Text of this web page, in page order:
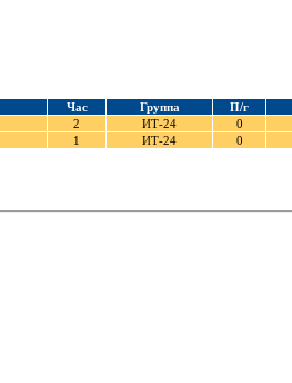
Час Группа
П/г
2 ИТ-24
0
1 ИТ-24 0